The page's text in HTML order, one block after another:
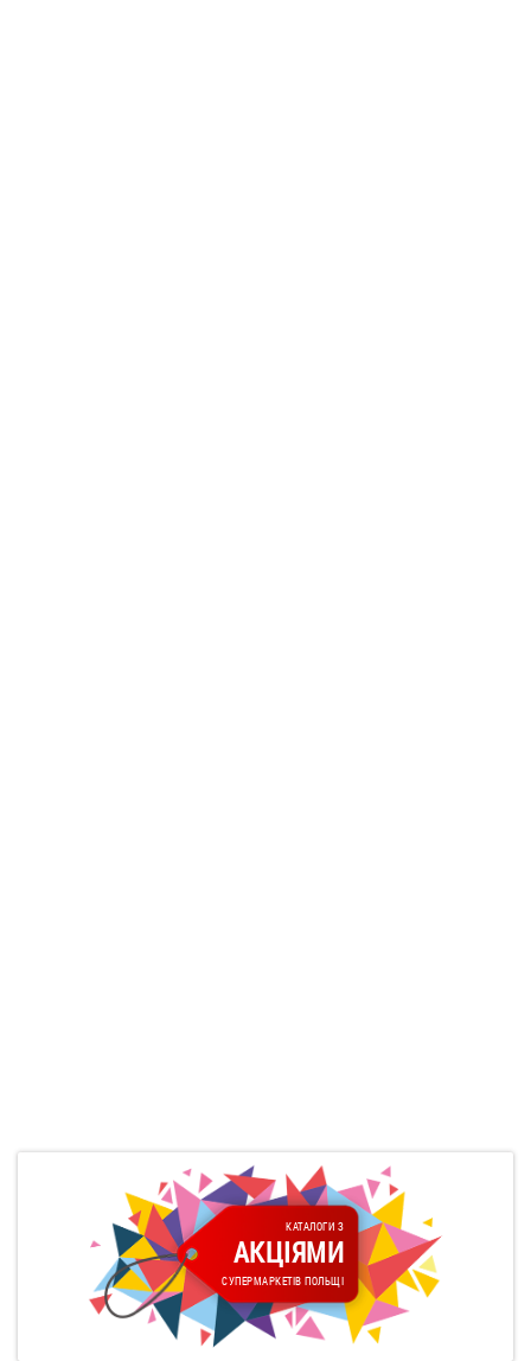
КАТАЛОГИ З
АКЦІЯМИ
СУПЕРМАРКЕТІВ ПОЛЬЩІ